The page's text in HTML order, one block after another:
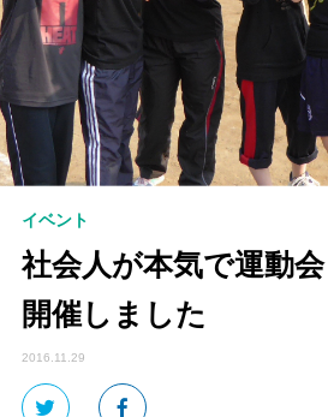
イベント
社会人が本気で運動
開催しました
2016.11.29